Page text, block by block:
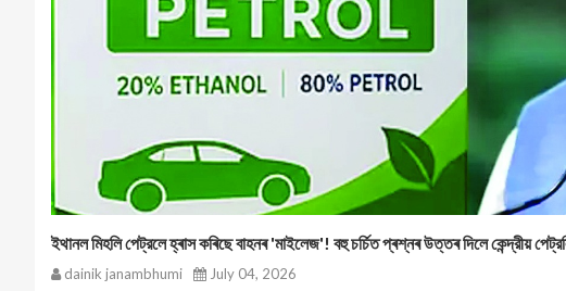
ইথানল মিহলি পেট্রলে হ্ৰাস কৰিছে বাহনৰ 'মাইলেজ'! বহু চৰ্চিত প্ৰশ্নৰ উত্তৰ দিলে কেন্দ্রীয়
dainik janambhumi July 04, 2026